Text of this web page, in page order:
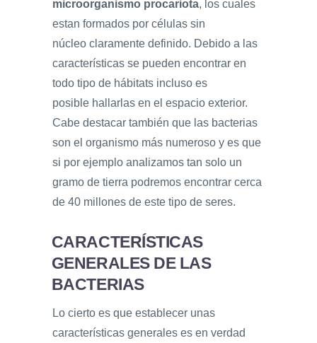
microorganismo procariota, los cuales
estan formados por células sin
núcleo claramente definido. Debido a las
características se pueden encontrar en
todo tipo de hábitats incluso es
posible hallarlas en el espacio exterior.
Cabe destacar también que las bacterias
son el organismo más numeroso y es que
si por ejemplo analizamos tan solo un
gramo de tierra podremos encontrar cerca
de 40 millones de este tipo de seres.
CARACTERÍSTICAS
GENERALES DE LAS
BACTERIAS
Lo cierto es que establecer unas
características generales es en verdad